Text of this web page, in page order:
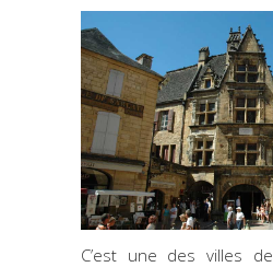
C’est une des villes